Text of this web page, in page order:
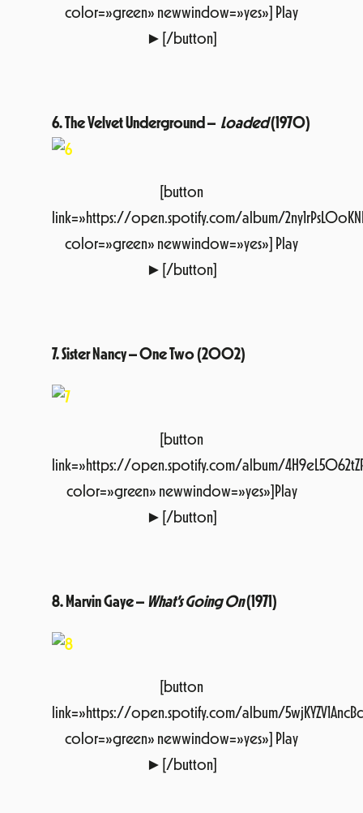
The Velvet Underground –
[button
link=»https://open.spotify.com/album/
►[/button]
7. Sister Nancy – One Two (2002)
[button
link=»https://open.spotify.com/album/
►[/button]
What’s Going On
[button
link=»https://open.spotify.com/album/
►[/button]
9. Donny Hathaway – Extension of a Man